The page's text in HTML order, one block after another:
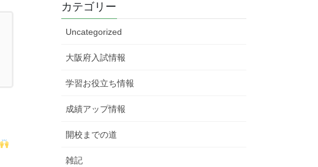
カテゴリー
Uncategorized
大阪府入試情報
学習お役立ち情報
成績アップ情報
開校までの道
雑記